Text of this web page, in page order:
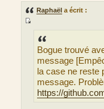
Raphaël a écrit :
Bogue trouvé
message
la case ne reste
message.
https://